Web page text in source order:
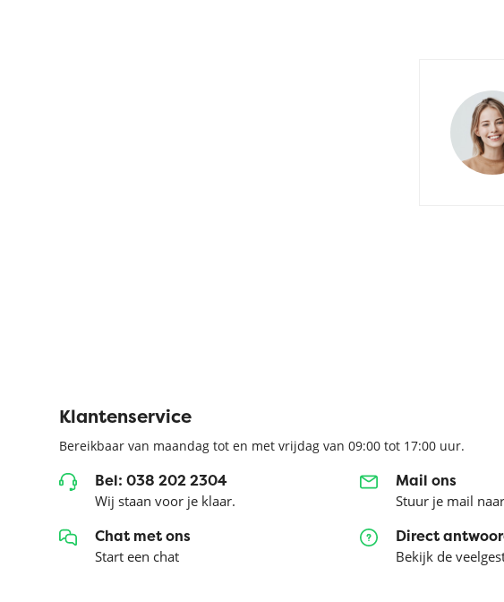
Klantenservice
Bereikbaar van maandag tot en met vrijdag van 09:00 tot 17:00 uur.
Bel: 038 202 2304
Wij staan voor je klaar.
Mail ons
Stuur je mail
Chat met ons
Start een chat
Direct
Bekijk de